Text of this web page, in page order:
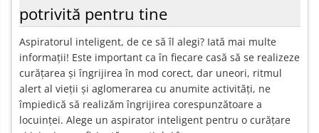
potrivită pentru tine
Aspiratorul inteligent, de ce să îl alegi? Iată mai multe
informații! Este important ca în fiecare casă să se realizeze
curățarea și îngrijirea în mod corect, dar uneori, ritmul
alert al vieții și aglomerarea cu anumite activități, ne
împiedică să realizăm îngrijirea corespunzătoare a
locuinței. Alege un aspirator inteligent pentru o curățare